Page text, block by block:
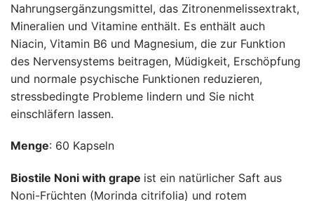
Nahrungsergänzungsmittel, das Zitronenmelissextrakt,
Mineralien und Vitamine enthält. Es enthält auch
Niacin, Vitamin B6 und Magnesium, die zur Funktion
des Nervensystems beitragen, Müdigkeit, Erschöpfung
und normale psychische Funktionen reduzieren,
stressbedingte Probleme lindern und Sie nicht
einschläfern lassen.
Menge: 60 Kapseln
Biostile Noni with grape ist ein natürlicher Saft aus
Noni-Früchten (Morinda citrifolia) und rotem